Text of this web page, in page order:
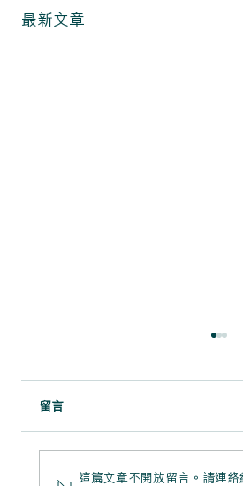
最新文章
留言
這篇文章不開放留言。請連